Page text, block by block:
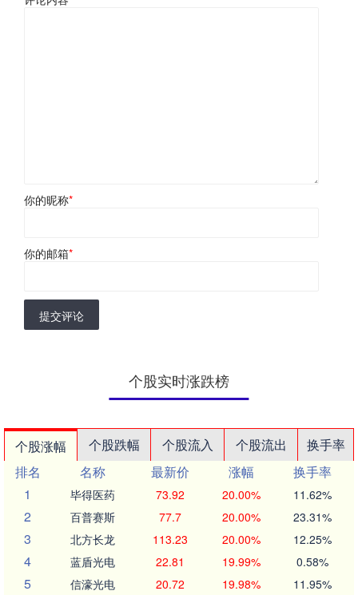
你的昵称*
你的邮箱*
提交评论
个股实时涨跌榜
个股涨幅 个股跌幅 个股流入 个股流出
换手率
排名
名称 最新价 涨幅
换手率
1
毕得医药 73.92 20.00% 11.62%
2 百普赛斯 77.7 20.00% 23.31%
3 北方长龙 113.23 20.00% 12.25%
4 蓝盾光电 22.81 19.99% 0.58%
5 信濠光电 20.72 19.98% 11.95%